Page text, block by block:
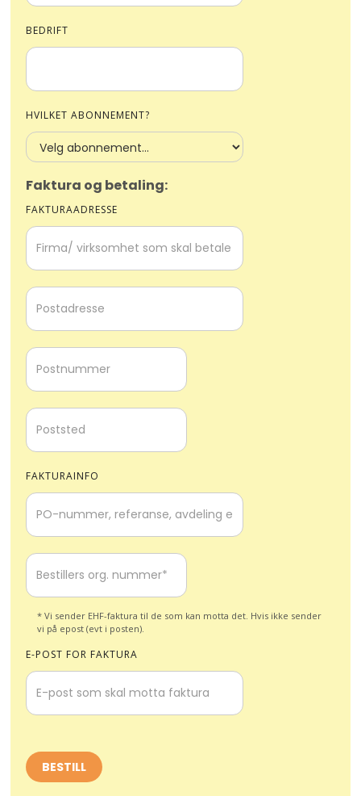
BEDRIFT
HVILKET ABONNEMENT?
Faktura og betaling:
FAKTURAADRESSE
FAKTURAINFO
* Vi sender EHF-faktura til de som kan motta det. Hvis ikke sender
vi på epost (evt i posten).
E-POST FOR FAKTURA